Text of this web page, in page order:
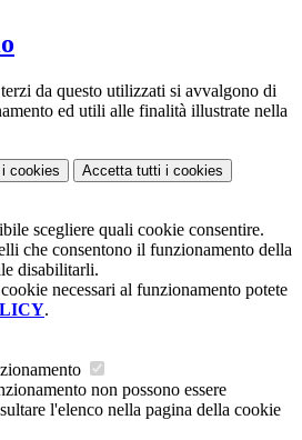
da questo utilizzati si avvalgono di
ed utili alle finalità illustrate nella
i cookies Accetta tutti i cookies
scegliere quali cookie consentire.
che consentono il funzionamento della
disabilitarli.
necessari al funzionamento potete
.
non possono essere
l'elenco nella pagina della cookie